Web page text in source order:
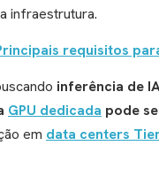
infraestrutura.
requisitos
inferência de
GPU dedicada pode
em data centers